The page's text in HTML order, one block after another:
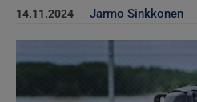
14.11.2024 Jarmo Sinkkonen